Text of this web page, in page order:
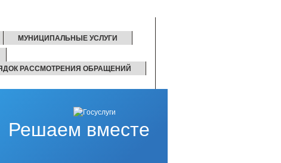
МУНИЦИПАЛЬНЫЕ УСЛУГИ
РАССМОТРЕНИЯ ОБРАЩЕНИЙ
Решаем вместе